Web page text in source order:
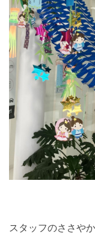
スタッフのささや